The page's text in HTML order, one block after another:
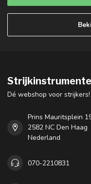
Dé webshop voor strijkers!
Prins Mauritsplein
2582 NC Den Haag
Nederland
070-2210831